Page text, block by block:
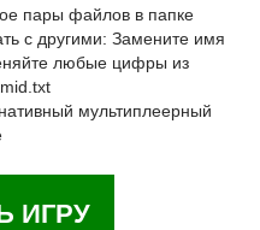
пары файлов в папке
с другими: Замените имя
любые цифры из
мультиплеерный
ИГРУ